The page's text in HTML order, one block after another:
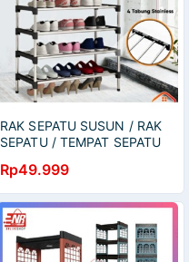
RAK SEPATU SUSUN / RAK
SEPATU / TEMPAT SEPATU
Rp49.999